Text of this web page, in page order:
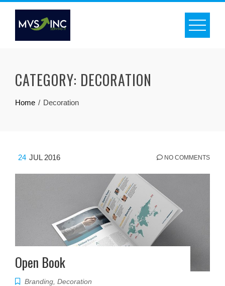
CATEGORY: DECORATION
Home Decoration
24 JUL 2016 NO COMMENTS
Open Book
Branding Decoration